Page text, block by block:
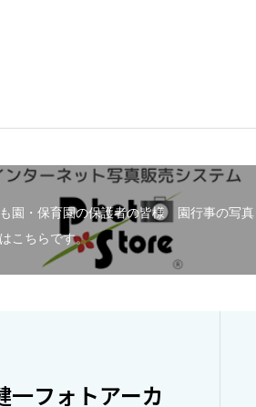
園・保育園の保護者の皆様 園行事の写真
こちらです。
一フォトアーカ